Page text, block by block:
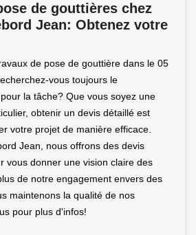
de gouttières chez
Jean: Obtenez votre
de pose de gouttière dans le 05
vous toujours le
la tâche? Que vous soyez une
obtenir un devis détaillé est
votre projet de manière efficace.
Jean, nous offrons des devis
vous donner une vision claire des
de notre engagement envers des
maintenons la qualité de nos
pour plus d'infos!